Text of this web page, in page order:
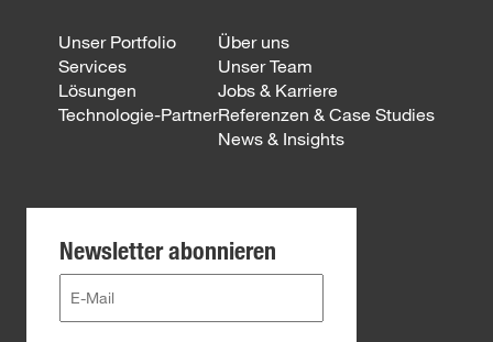
Unser Portfolio
Services
Lösungen
Technologie-Partner
Über uns
Unser Team
Jobs & Karriere
Referenzen & Case Studies
News & Insights
Newsletter abonnieren